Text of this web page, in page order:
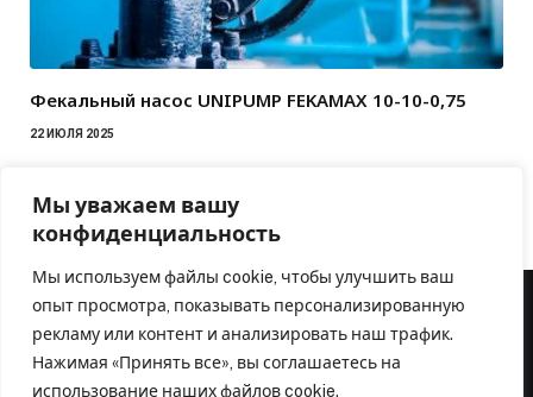
Мы уважаем вашу
конфиденциальность
Мы используем файлы cookie, чтобы улучшить ваш
опыт просмотра, показывать персонализированную
рекламу или контент и анализировать наш трафик.
Нажимая «Принять все», вы соглашаетесь на
использование наших файлов cookie.
Фекальный насос UNIPUMP FEKAMAX 10-10-0,75
22 ИЮЛЯ 2025